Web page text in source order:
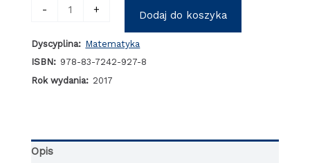
-
zwyczajne
w
do
I
+ Dodaj do koszyka
Dyscyplina: Matematyka
ISBN: 978-83-7242-927-8
Rok wydania: 2017
Opis